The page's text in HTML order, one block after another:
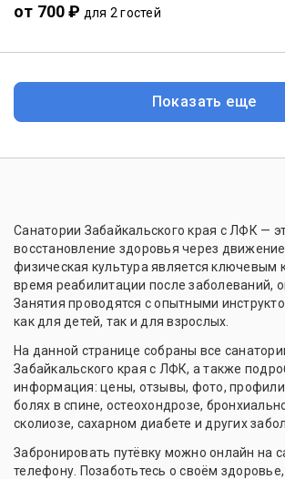
от 700 ₽ для 2 гостей
Показать еще
Санатории Забайкальского края с ЛФК —
восстановление здоровья через
физическая культура является ключевым
время реабилитации после заболеваний,
Занятия проводятся с опытными
как для детей, так и для взрослых.
На данной странице собраны все
Забайкальского края с ЛФК, а также
информация: цены, отзывы, фото,
болях в спине, остеохондрозе,
сколиозе, сахарном диабете и других
Забронировать путёвку можно онлайн на
телефону. Позаботьтесь о своём